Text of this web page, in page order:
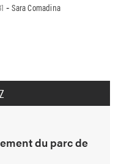
-Sara Comadina
du parc de